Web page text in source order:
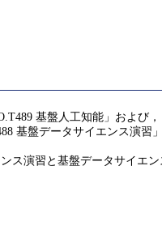
基盤人工知能」および
基盤データサイエンス演
演習と基盤データサイエ